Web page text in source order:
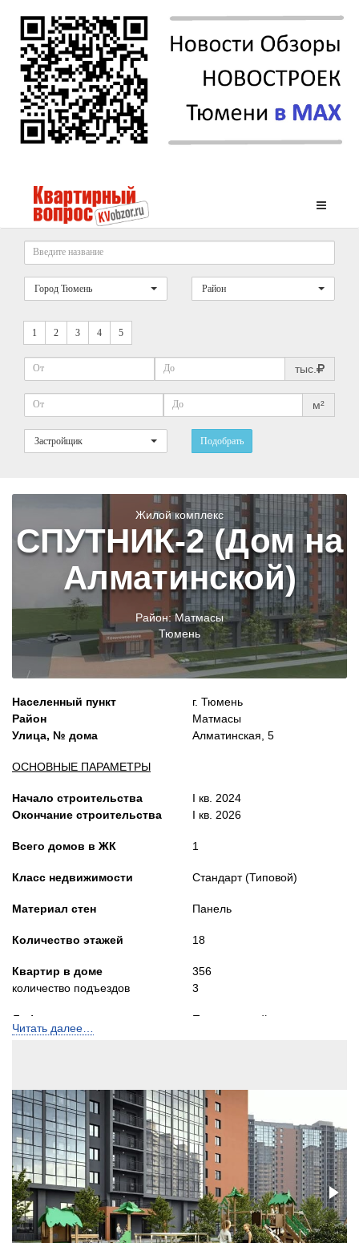
Город Тюмень Район
1 2 3 4 5
тыс.
м²
Застройщик Подобрать
Жилой комплекс
СПУТНИК-2 (Дом на
Алматинской)
Район:Матмасы
Тюмень
Населенный пункт
Район
Улица, № дома
ОСНОВНЫЕ ПАРАМЕТРЫ
Начало строительства
Окончание строительства
Всего домов в ЖК
Класс недвижимости
Материал стен
Количество этажей
Квартир в доме
количество подъездов
Лифты
г. Тюмень
Матмасы
Алматинская, 5
I кв. 2024
I кв. 2026
1
Стандарт (Типовой)
Панель
18
356
3
Пассажирский и
Застройщик
Бренд
Телефон консультанта
ООО СЗ СПУТНИК-2
Читать далее…